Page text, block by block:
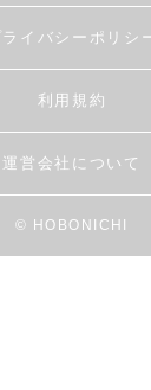
ライバシーポリシ
利用規約
運営会社について
© HOBONICHI